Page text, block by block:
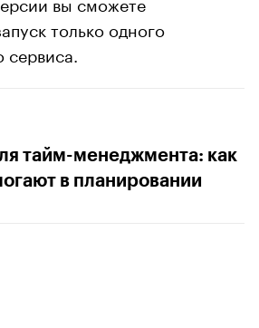
только одного
тайм-менеджмента: как
в планировании